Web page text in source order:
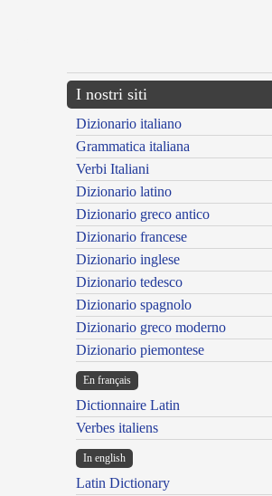
I nostri siti
Dizionario italiano
Grammatica italiana
Verbi Italiani
Dizionario latino
Dizionario greco antico
Dizionario francese
Dizionario inglese
Dizionario tedesco
Dizionario spagnolo
Dizionario greco moderno
Dizionario piemontese
En français
Dictionnaire Latin
Verbes italiens
In english
Latin Dictionary